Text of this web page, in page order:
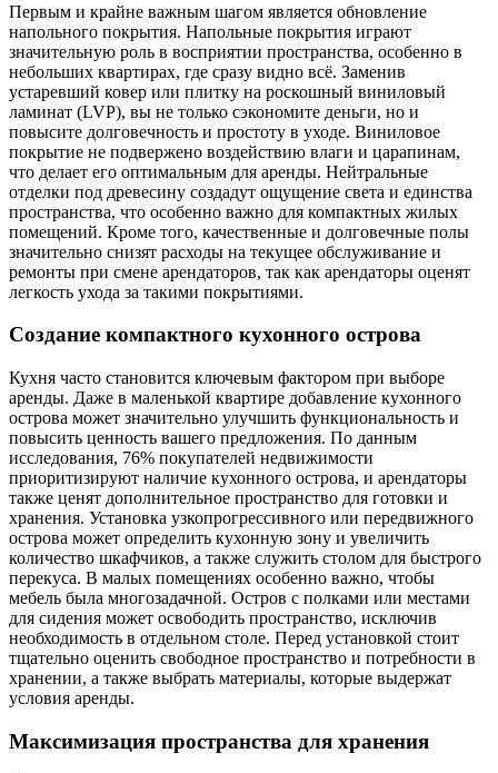
Первым и крайне важным шагом является обновление
напольного покрытия. Напольные покрытия играют
значительную роль в восприятии пространства, особенно в
небольших квартирах, где сразу видно всё. Заменив
устаревший ковер или плитку на роскошный виниловый
ламинат (LVP), вы не только сэкономите деньги, но и
повысите долговечность и простоту в уходе. Виниловое
покрытие не подвержено воздействию влаги и царапинам,
что делает его оптимальным для аренды. Нейтральные
отделки под древесину создадут ощущение света и единства
пространства, что особенно важно для компактных жилых
помещений. Кроме того, качественные и долговечные полы
значительно снизят расходы на текущее обслуживание и
ремонты при смене арендаторов, так как арендаторы оценят
легкость ухода за такими покрытиями.
Создание компактного кухонного острова
Кухня часто становится ключевым фактором при выборе
аренды. Даже в маленькой квартире добавление кухонного
острова может значительно улучшить функциональность и
повысить ценность вашего предложения. По данным
исследования, 76% покупателей недвижимости
приоритизируют наличие кухонного острова, и арендаторы
также ценят дополнительное пространство для готовки и
хранения. Установка узкопрогрессивного или передвижного
острова может определить кухонную зону и увеличить
количество шкафчиков, а также служить столом для быстрого
перекуса. В малых помещениях особенно важно, чтобы
мебель была многозадачной. Остров с полками или местами
для сидения может освободить пространство, исключив
необходимость в отдельном столе. Перед установкой стоит
тщательно оценить свободное пространство и потребности в
хранении, а также выбрать материалы, которые выдержат
условия аренды.
Максимизация пространства для хранения